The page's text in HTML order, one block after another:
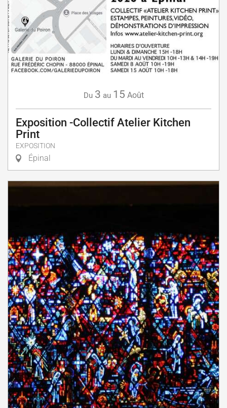
Du 3 au 15 Août
Exposition -Collectif Atelier Kitchen
Print
EXPOSITION
Épinal